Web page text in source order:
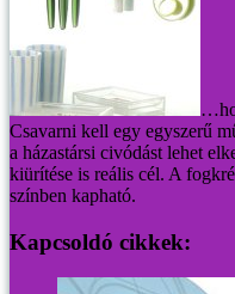
Csavarni kell egy egyszerű
a házastársi civódást lehet
kiürítése is reális cél. A
színben kapható.
Kapcsoldó cikkek: